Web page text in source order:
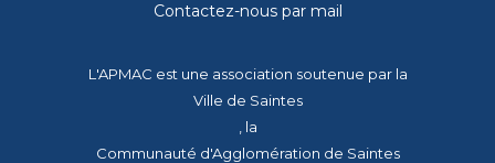
Contactez-nous par mail
L'APMAC est une association soutenue par la
Ville de Saintes
, la
Communauté d'Agglomération de Saintes